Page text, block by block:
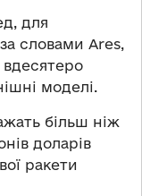
для
словами Ares,
моделі.
більш ніж
доларів
ракети